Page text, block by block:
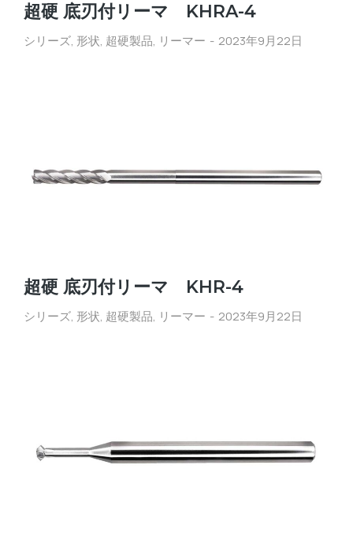
超硬 底刃付リーマ KHRA-4
シリーズ, 形状, 超硬製品, リーマー 2023年9月22日
超硬 底刃付リーマ KHR-4
シリーズ, 形状, 超硬製品, リーマー 2023年9月22日